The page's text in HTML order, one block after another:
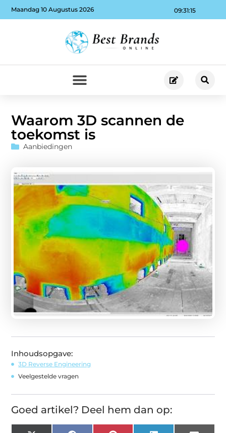
09:31:16
Maandag 10 Augustus 2026
Waarom 3D scannen de
toekomst is
Aanbiedingen
Inhoudsopgave:
3D Reverse Engineering
Veelgestelde vragen
Goed artikel? Deel hem dan op: